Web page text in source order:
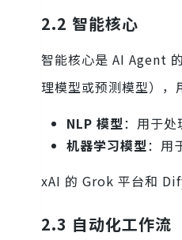
2.2 智能核心
智能核心是 AI Agent
理模型或预测模型），
NLP 模型：用于处
机器学习模型：用
xAI 的 Grok 平台和
2.3 自动化工作流